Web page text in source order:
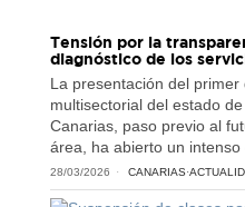
Tensión por la
diagnóstico de los
La presentación del
multisectorial del estado
Canarias, paso previo al
área, ha abierto un
28/03/2026 CANARIAS·